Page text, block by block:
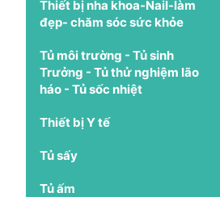
Thiết bị nha khoa-Nail-làm
đẹp- chăm sóc sức khỏe
Tủ môi trường - Tủ sinh
Trưởng - Tủ thử nghiệm lão
háo - Tủ sốc nhiệt
Thiết bị Y tế
Tủ sấy
Tủ ấm